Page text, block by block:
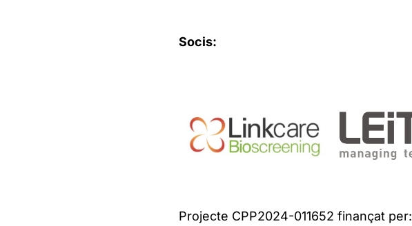
Socis:
Projecte CPP2024-011652 finançat per: